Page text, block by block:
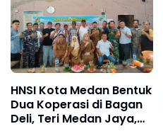
Bunker Ilegal
HNSI Kota Medan Bentuk
Dua Koperasi di Bagan
Deli, Teri Medan Jaya,